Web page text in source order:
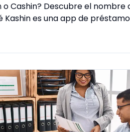
o Cashin? Descubre el
Kashin es una app de